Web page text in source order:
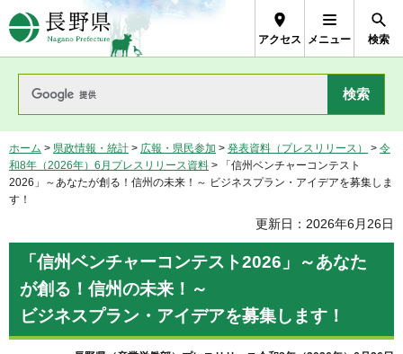
長野県Nagano Prefecture
アクセス メニュー 検索
ホーム > 県政情報・統計 > 広報・県民参加 > 発表資料（プレスリリース） > 令
和8年（2026年）6月プレスリリース資料 > 「信州ベンチャーコンテスト
2026」～あなたが創る！信州の未来！～ ビジネスプラン・アイデアを募集しま
す！
更新日：2026年6月26日
「信州ベンチャーコンテスト2026」～あなた
が創る！信州の未来！～
ビジネスプラン・アイデアを募集します！